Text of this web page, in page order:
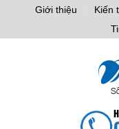
Giới thiệu Kiến